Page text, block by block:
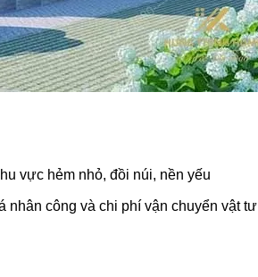
vực hẻm nhỏ, đồi núi, nền yếu
nhân công và chi phí vận chuyển vật tư